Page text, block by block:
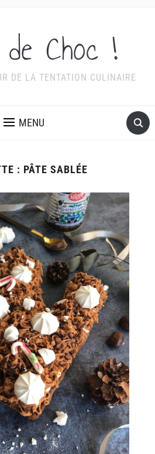
Choc !
DE LA TENTATION CULINAIRE
MENU
: PÂTE SABLÉE